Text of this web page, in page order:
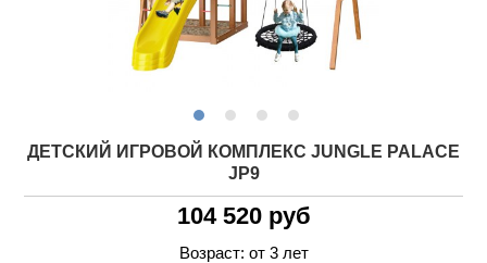
ДЕТСКИЙ ИГРОВОЙ КОМПЛЕКС JUNGLE PALACE
JP9
104 520 руб
Возраст: от 3 лет